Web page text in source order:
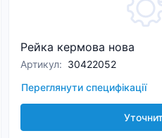
Рейка кермова нова
Артикул: 30422052
Переглянути специфікації